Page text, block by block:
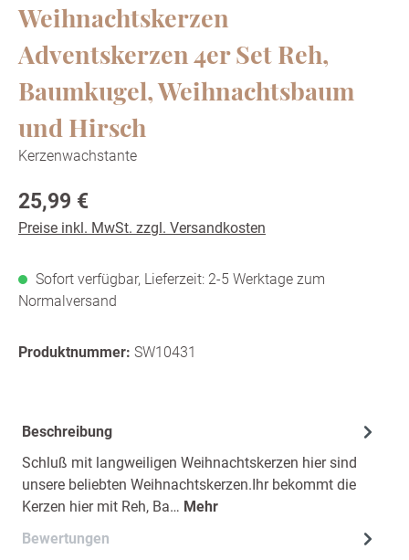
Weihnachtskerzen
Adventskerzen 4er Set Reh,
Baumkugel, Weihnachtsbaum
und Hirsch
Kerzenwachstante
Regulärer Preis:
25,99 €
Preise inkl. MwSt. zzgl. Versandkosten
Sofort verfügbar, Lieferzeit: 2-5 Werktage zum
Normalversand
Produktnummer: SW10431
Beschreibung
Schluß mit langweiligen Weihnachtskerzen hier sind
unsere beliebten Weihnachtskerzen.Ihr bekommt die
Kerzen hier mit Reh, Ba… Mehr
Bewertungen